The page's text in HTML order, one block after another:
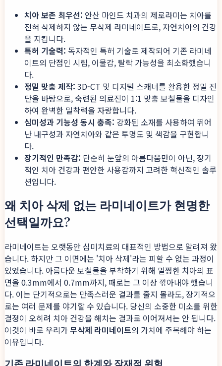
치아 보존 최우선: 안산 마인드 치과의 제로라미는 치아를
전혀 삭제하지 않는 무삭제 라미네이트로, 자연치아의 건강
을 지킵니다.
특허 기술력: 독자적인 특허 기술로 제작되어 기존 라미네
이트의 단점인 시림, 이물감, 탈락 가능성을 최소화했습니
다.
정밀 맞춤 제작: 3D-CT 및 디지털 스캐너를 활용한 정밀 진
단을 바탕으로, 숙련된 의료진이 1:1 맞춤 보철물을 디자인
하여 완벽한 밀착력을 자랑합니다.
심미성과 기능성 동시 충족: 강화된 소재를 사용하여 뛰어
난 내구성과 자연치아와 같은 투명도 및 색감을 구현합니
다.
장기적인 만족감: 단순히 눈앞의 아름다움만이 아닌, 장기
적인 치아 건강과 편안한 사용감까지 고려한 혁신적인 솔루
션입니다.
왜 치아 삭제 없는 라미네이트가 현명한
선택일까요?
라미네이트는 오랫동안 심미치료의 대표적인 방법으로 알려져 왔
습니다. 하지만 그 이면에는 '치아 삭제'라는 피할 수 없는 과정이
있었습니다. 아름다운 보철물을 부착하기 위해 멀쩡한 치아의 표
면을 0.3mm에서 0.7mm까지, 때로는 그 이상 깎아내야 했습니
다. 이는 단기적으로는 만족스러운 결과를 줄지 몰라도, 장기적으
로는 여러 문제를 야기할 수 있습니다. 당신의 소중한 미소를 위한
결정이 오히려 치아 건강을 해치는 결과로 이어져서는 안 됩니다.
이것이 바로 우리가무삭제 라미네이트의 가치에 주목해야 하는
이유입니다.
기존 라미네이트의 한계와 잠재적 위험